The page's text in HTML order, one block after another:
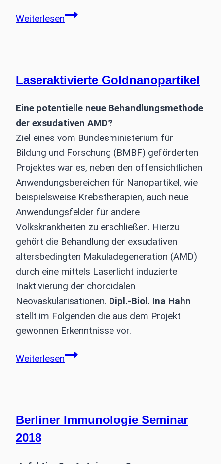
Weiterlesen12.
Refraktive
Chirurgie
Laseraktivierte Goldnanopartikel
Eine potentielle neue Behandlungsmethode
der exsudativen AMD?
Ziel eines vom Bundesministerium für
Bildung und Forschung (BMBF) geförderten
Projektes war es, neben den offensichtlichen
Anwendungsbereichen für Nanopartikel, wie
beispielsweise Krebstherapien, auch neue
Anwendungsfelder für andere
Volkskrankheiten zu erschließen. Hierzu
gehört die Behandlung der exsudativen
altersbedingten Makuladegeneration (AMD)
durch eine mittels Laserlicht induzierte
Inaktivierung der choroidalen
Neovaskularisationen. Dipl.-Biol. Ina Hahn
stellt im Folgenden die aus dem Projekt
gewonnen Erkenntnisse vor.
WeiterlesenLaseraktivierte
Berliner Immunologie Seminar
2018